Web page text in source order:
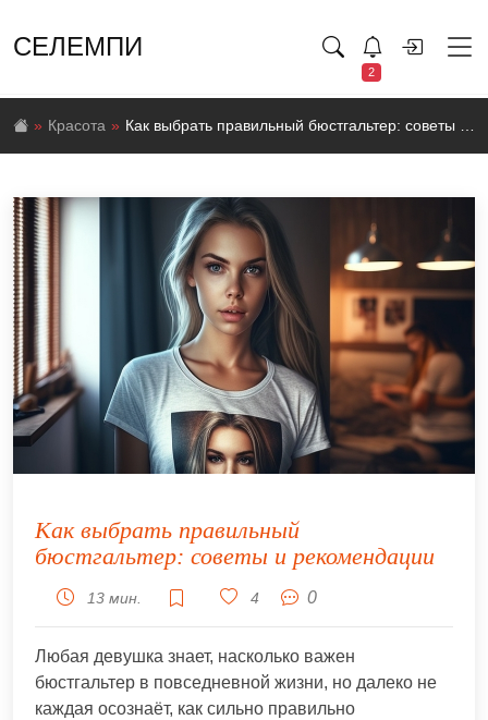
СЕЛЕМПИ
2
Красота Как выбрать правильный бюстгальтер: советы и рекомендации
Как выбрать правильный
бюстгальтер: советы и рекомендации
13 мин. 4 0
Любая девушка знает, насколько важен
бюстгальтер в повседневной жизни, но далеко не
каждая осознаёт, как сильно правильно